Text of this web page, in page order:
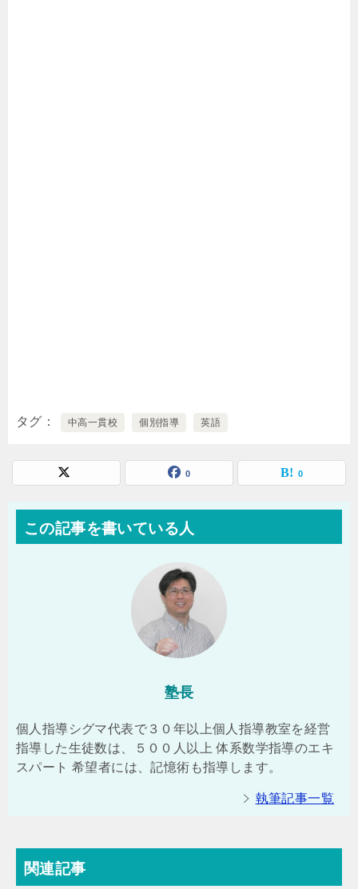
タグ 中高一貫校 個別指導 英語
0 0
この記事を書いている人
塾長
個人指導シグマ代表で３０年以上個人指導教室を経営
指導した生徒数は、５００人以上 体系数学指導のエキ
スパート 希望者には、記憶術も指導します。
執筆記事一覧
関連記事